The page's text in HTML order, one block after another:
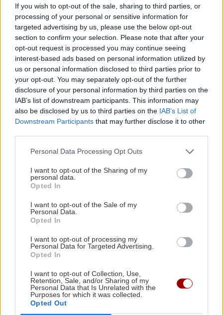
If you wish to opt-out of the sale, sharing to third parties, or
processing of your personal or sensitive information for
targeted advertising by us, please use the below opt-out
section to confirm your selection. Please note that after your
opt-out request is processed you may continue seeing
interest-based ads based on personal information utilized by
us or personal information disclosed to third parties prior to
your opt-out. You may separately opt-out of the further
disclosure of your personal information by third parties on the
IAB’s list of downstream participants. This information may
also be disclosed by us to third parties on the IAB’s List of
Downstream Participants that may further disclose it to other
Personal Data Processing Opt Outs
I want to opt-out of the Sharing of my
personal data.
Opted In
I want to opt-out of the Sale of my
Personal Data.
Opted In
I want to opt-out of processing my
Personal Data for Targeted Advertising.
Opted In
I want to opt-out of Collection, Use,
Retention, Sale, and/or Sharing of my
Personal Data that Is Unrelated with the
Purposes for which it was collected.
Opted Out
και όχι μόνο.
Καρκίνος Ημαθία
ΡΟΗ ΕΙΔΗΣΕΩΝ
09:50
ΟΙΚΟΝΟΜΙΑ
Φορολογικό ημερολόγιο Αυγούστου 2026: Τι
πρέπει να πληρωθεί έως το τέλος του μήνα
ΚΟΣΜΟΣ
και παιδιά
09:24
ΟΙΚΟΝΟΜΙΑ
Μειωμένη σύνταξη στα 62: Ποιοι κερδίζουν
ΚΡΗΤΗ
Ηράκλειο: Στο επίκεντρο ξανά το πρόβλημα